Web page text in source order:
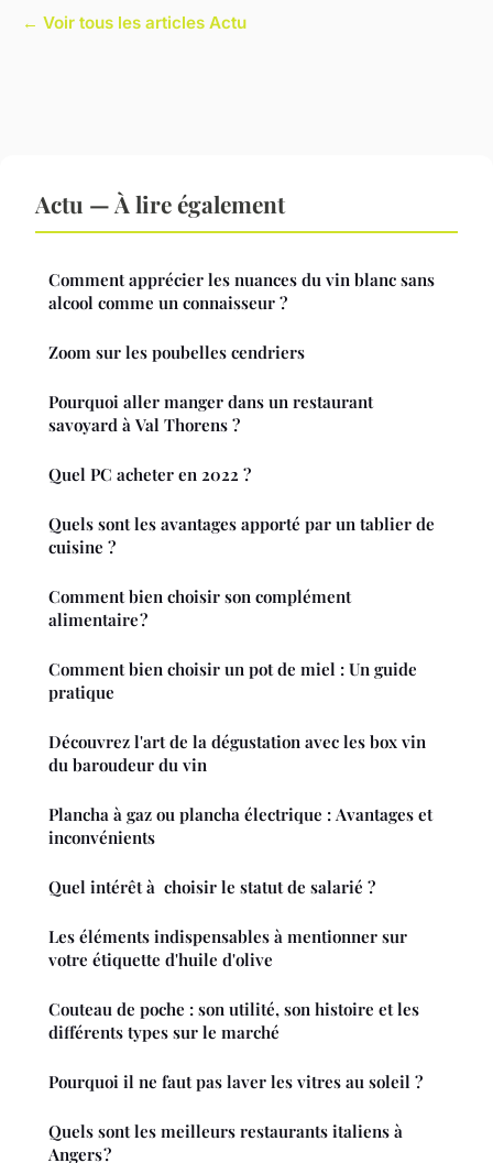
← Voir tous les articles Actu
Actu — À lire également
Comment apprécier les nuances du vin blanc sans
alcool comme un connaisseur ?
Zoom sur les poubelles cendriers
Pourquoi aller manger dans un restaurant
savoyard à Val Thorens ?
Quel PC acheter en 2022 ?
Quels sont les avantages apporté par un tablier de
cuisine ?
Comment bien choisir son complément
alimentaire ?
Comment bien choisir un pot de miel : Un guide
pratique
Découvrez l'art de la dégustation avec les box vin
du baroudeur du vin
Plancha à gaz ou plancha électrique : Avantages et
inconvénients
Quel intérêt à choisir le statut de salarié ?
Les éléments indispensables à mentionner sur
votre étiquette d'huile d'olive
Couteau de poche : son utilité, son histoire et les
différents types sur le marché
Pourquoi il ne faut pas laver les vitres au soleil ?
Quels sont les meilleurs restaurants italiens à
Angers ?